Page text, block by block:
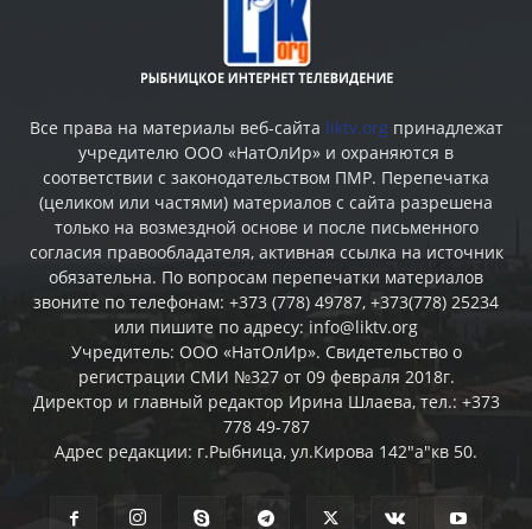
Все права на материалы веб-сайта liktv.org принадлежат
учредителю ООО «НатОлИр» и охраняются в
соответствии с законодательством ПМР. Перепечатка
(целиком или частями) материалов c сайта разрешена
только на возмездной основе и после письменного
согласия правообладателя, активная ссылка на источник
обязательна. По вопросам перепечатки материалов
звоните по телефонам: +373 (778) 49787, +373(778) 25234
или пишите по адресу: info@liktv.org
Учредитель: ООО «НатОлИр». Свидетельство о
регистрации СМИ №327 от 09 февраля 2018г.
Директор и главный редактор Ирина Шлаева, тел.: +373
778 49-787
Адрес редакции: г.Рыбница, ул.Кирова 142"а"кв 50.